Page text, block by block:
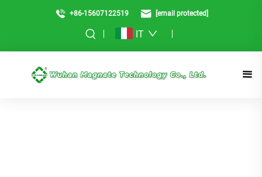
+86-15607122519 [email protected]
IT